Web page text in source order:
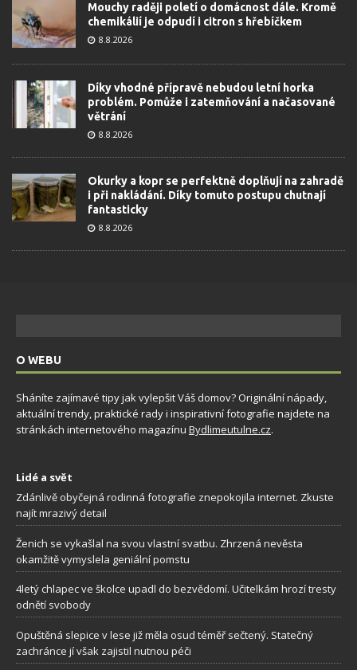
Mouchy raději poletí o domácnost dále. Kromě
chemikálií je odpudí i citron s hřebíčkem
8.8.2026
Díky vhodné přípravě nebudou letní horka
problém. Pomůže i zatemňování a načasované
větrání
8.8.2026
Okurky a kopr se perfektně doplňují na zahradě
i při nakládání. Díky tomuto postupu chutnají
fantasticky
8.8.2026
O WEBU
Sháníte zajímavé tipy jak vylepšit Váš domov? Originální nápady,
aktuální trendy, praktické rady i inspirativní fotografie najdete na
stránkách internetového magazínu Bydlimeutulne.cz.
Lidé a svět
Zdánlivě obyčejná rodinná fotografie znepokojila internet. Zkuste
najít mrazivý detail
Ženich se vykašlal na svou vlastní svatbu. Zhrzená nevěsta
okamžitě vymyslela geniální pomstu
4letý chlapec ve školce upadl do bezvědomí. Učitelkám hrozí tresty
odnětí svobody
Opuštěná slepice v lese již měla osud téměř sečtený. Statečný
zachránce jí však zajistil nutnou péči